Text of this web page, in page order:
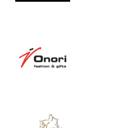
Afbeelding
Afbeelding